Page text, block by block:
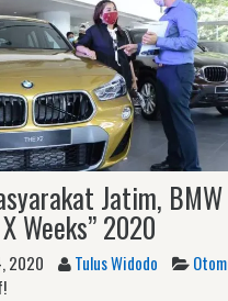
Jatim,
Weeks” 2020
2020 Tulus Widodo